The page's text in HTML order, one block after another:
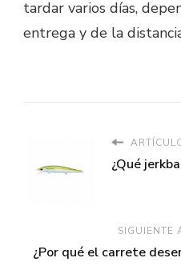
tardar varios días,
entrega y de la
¿Qué
SIGUIENTE
¿Por qué el carrete